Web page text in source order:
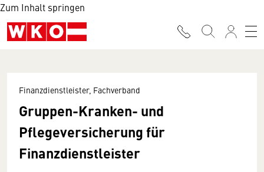
Zum Inhalt springen
Finanzdienstleister, Fachverband
Gruppen-Kranken- und
Pflegeversicherung für
Finanzdienstleister